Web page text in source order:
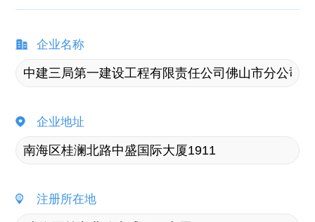
企业名称
企业地址
注册所在地